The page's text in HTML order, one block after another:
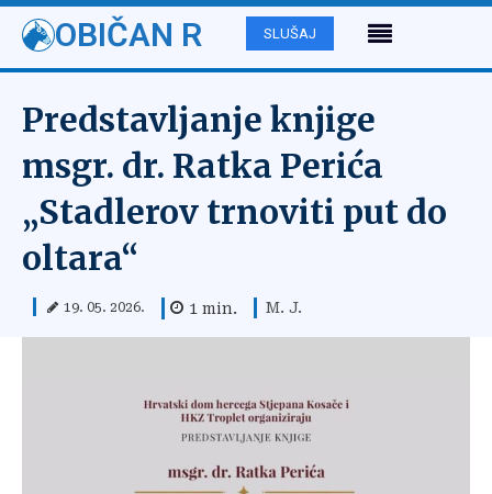
OBIČAN R SLUŠAJ
Predstavljanje knjige
msgr. dr. Ratka Perića
„Stadlerov trnoviti put do
oltara“
19. 05. 2026. 1 min. M. J.